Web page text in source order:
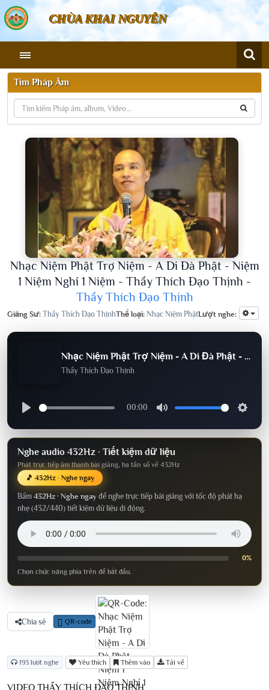
CHÙA KHAI NGUYÊN
Tìm Pháp Âm
Nhạc Niệm Phật Trợ Niệm - A Di Đà Phật - Niệm
1 Niệm Nghỉ 1 Niệm - Thầy Thích Đạo Thịnh -
Thầy Thích Đạo Thịnh
Giảng Sư: Thầy Thích Đạo ThịnhThể loại: Nhạc Niệm PhậtLượt nghe: 193
Nhạc Niệm Phật Trợ Niệm - A Di Đà Phật - Niệm 1 Niệm Nghỉ 1 Niệm - Thầy Thích Đạo Thịnh
Thầy Thích Đạo Thịnh
00:00
Nghe audio 432Hz · Tiết kiệm dữ liệu
Phát trực tiếp âm thanh bài giảng, hạ tần số về 432Hz
🎵 432Hz · Nghe ngay
Bấm 432Hz · Nghe ngay để nghe trực tiếp bài giảng với tốc độ phát hạ
nhẹ (432/440) tiết kiệm dữ liệu di động.
0%
Chọn chức năng phía trên để bắt đầu.
Chia sẻ QR-code
193 lượt nghe Yêu thích Thêm vào Tải về
VIDEO THẦY THÍCH ĐẠO THỊNH